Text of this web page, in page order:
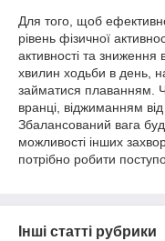
Для того, щоб
рівень фізичної
активності та
хвилин ходьби в день,
займатися плаванням.
вранці, віджиманням
Збалансований вага
можливості інших
потрібно робити
Інші статті рубрики